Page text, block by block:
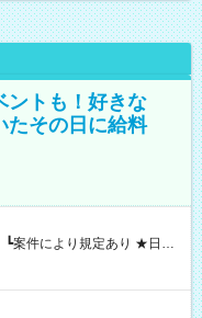
ントも！好きな
その日に給料
に現金GET♪ お仕事後はコ
【試用期間】試